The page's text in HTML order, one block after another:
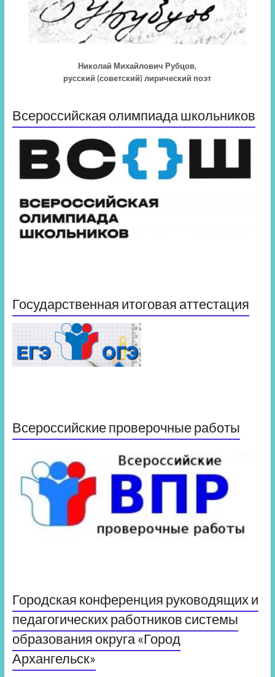
Николай Михайлович Рубцов,
русский (советский) лирический поэт
Всероссийская олимпиада школьников
Государственная итоговая аттестация
Всероссийские проверочные работы
Городская конференция руководящих и
педагогических работников системы
образования округа «Город
Архангельск»